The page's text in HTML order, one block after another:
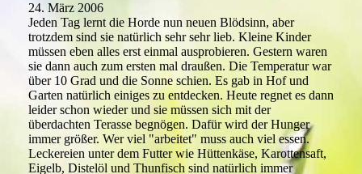
24. März 2006
Jeden Tag lernt die Horde nun neuen Blödsinn, aber
trotzdem sind sie natürlich sehr sehr lieb. Kleine Kinder
müssen eben alles erst einmal ausprobieren. Gestern waren
sie dann auch zum ersten mal draußen. Die Temperatur war
über 10 Grad und die Sonne schien. Es gab in Hof und
Garten natürlich einiges zu entdecken. Heute regnet es dann
leider schon wieder und sie müssen sich mit der
überdachten Terasse begnögen. Dafür wird der Hunger
immer größer. Wer viel "arbeitet" muss auch viel essen.
Leckereien unter dem Futter wie Hüttenkäse, Karottensaft,
Eigelb, Distelöl und Thunfisch sind natürlich immer